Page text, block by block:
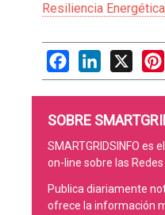
Resiliencia Energética
FacebookLinkedIn
X
SOBRE
SMARTGRIDSINFO es
on-line sobre las
Publica diariamente
ofrece la información